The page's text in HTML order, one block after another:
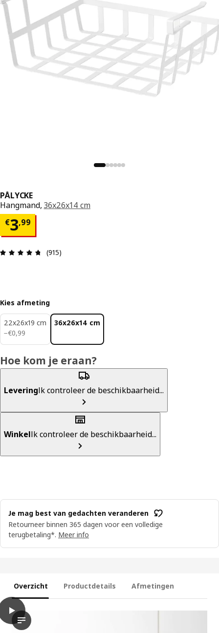
PÅLYCKE
Hangmand, 36x26x14 cm
€3,99
€ 3,99
Beoordeling: 4.7 van 5 sterren. Totaal
(915)
Kies afmeting
22x26x19 cm
−€0,99
€ 0,99
36x26x14 cm
Hoe kom je eraan?
LeveringIk controleer de beschikbaarheid...
WinkelIk controleer de beschikbaarheid...
Je mag best van gedachten veranderen
Retourneer binnen 365 dagen voor een volledige
terugbetaling*. Meer info
Overzicht Productdetails Afmetingen
play
De video bevat een demonstratie van een clip-on mand van
PÅLYCKE Hangmand, 36x26x14 cm